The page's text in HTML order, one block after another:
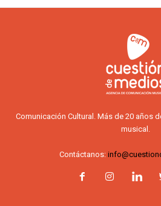
Comunicación Cultural. Más de 20 años
musical.
Contáctanos: